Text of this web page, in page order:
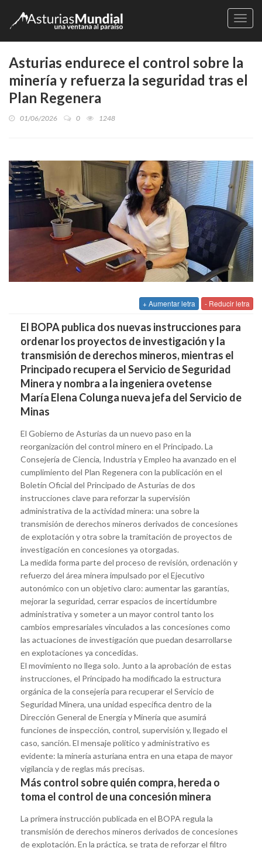
Asturias endurece el control sobre la
minería y refuerza la seguridad tras el
Plan Regenera
01/06/2026 0 1248
+ Aumentar letra - Reducir letra
El BOPA publica dos nuevas instrucciones para
ordenar los proyectos de investigación y la
transmisión de derechos mineros, mientras el
Principado recupera el Servicio de Seguridad
Minera y nombra a la ingeniera ovetense
María Elena Colunga nueva jefa del Servicio de
Minas
El Gobierno de Asturias da un nuevo paso en la
reorganización del control minero en el Principado. La
Consejería de Ciencia, Industria y Empleo ha avanzado en el
cumplimiento del Plan Regenera con la publicación en el
Boletín Oficial del Principado de Asturias de dos
instrucciones clave para reforzar la supervisión
administrativa de la actividad minera: una sobre la
transmisión de derechos mineros derivados de concesiones
de explotación y otra sobre la tramitación de proyectos de
investigación en concesiones ya otorgadas.
La medida forma parte del proceso de revisión, ordenación y
refuerzo del área minera impulsado por el Ejecutivo
autonómico con un objetivo claro: aumentar las garantías,
mejorar la seguridad, cerrar espacios de incertidumbre
administrativa y someter a un mayor control tanto los
cambios empresariales vinculados a las concesiones como
las actuaciones de investigación que puedan desarrollarse
en explotaciones ya concedidas.
El movimiento no llega solo. Junto a la aprobación de estas
instrucciones, el Principado ha modificado la estructura
orgánica de la consejería para recuperar el Servicio de
Seguridad Minera, una unidad específica dentro de la
Dirección General de Energía y Minería que asumirá
funciones de inspección, control, supervisión y, llegado el
caso, sanción. El mensaje político y administrativo es
evidente: la minería asturiana entra en una etapa de mayor
vigilancia y de reglas más precisas.
Más control sobre quién compra, hereda o
toma el control de una concesión minera
La primera instrucción publicada en el BOPA regula la
transmisión de derechos mineros derivados de concesiones
de explotación. En la práctica, se trata de reforzar el filtro